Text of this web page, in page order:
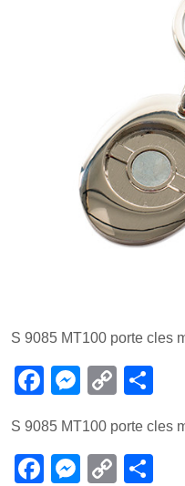
S 9085 MT100 porte cles
F
c
e
M
ss
e
C
p
y
ta
S 9085 MT100 porte cles
F
M
C